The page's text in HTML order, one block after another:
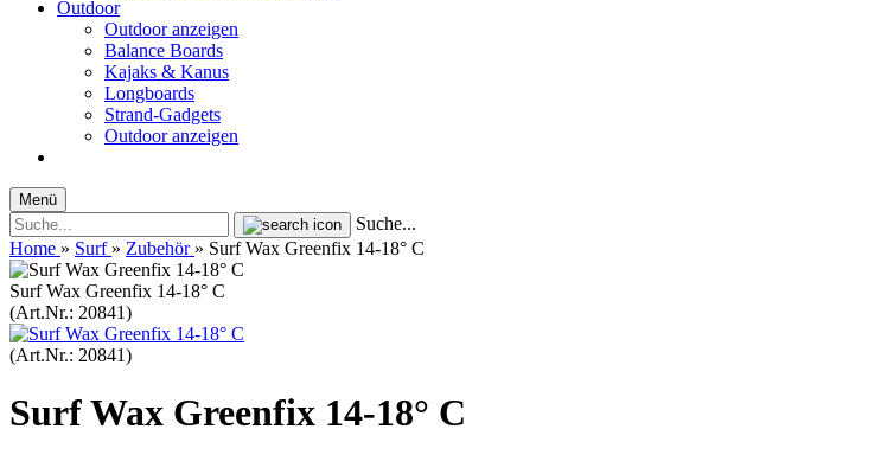
Outdoor
Outdoor anzeigen
Balance Boards
Kajaks & Kanus
Longboards
Strand-Gadgets
Outdoor anzeigen
Menü
Suche...
Home » Surf » Zubehör » Surf Wax Greenfix 14-18° C
Surf Wax Greenfix 14-18° C
(Art.Nr.: 20841)
(Art.Nr.: 20841)
Surf Wax Greenfix 14-18° C